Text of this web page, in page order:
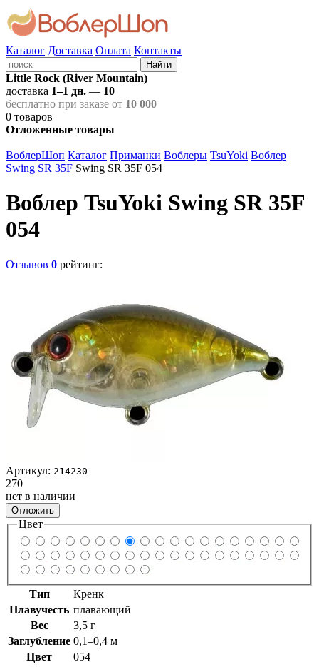
Каталог Доставка Оплата Контакты
Найти
Little Rock (River Mountain)
доставка 1–1 дн. — 10
бесплатно при заказе от 10 000
0 товаров
Отложенные товары
ВоблерШоп Каталог Приманки Воблеры TsuYoki Воблер
Swing SR 35F Swing SR 35F 054
Воблер TsuYoki Swing SR 35F
054
Отзывов 0 рейтинг:
Артикул: 214230
270
нет в наличии
Отложить
Цвет
Тип
Кренк
Плавучесть плавающий
Вес
3,5 г
Заглубление 0,1–0,4 м
Цвет
054